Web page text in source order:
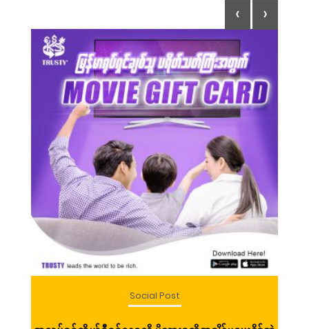
Social Post
‹ ›